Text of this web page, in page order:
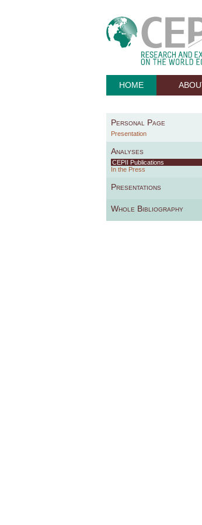
HOME
Personal Page
Presentation
Analyses
CEPII Publications
In the Press
Presentations
Whole Bibliography